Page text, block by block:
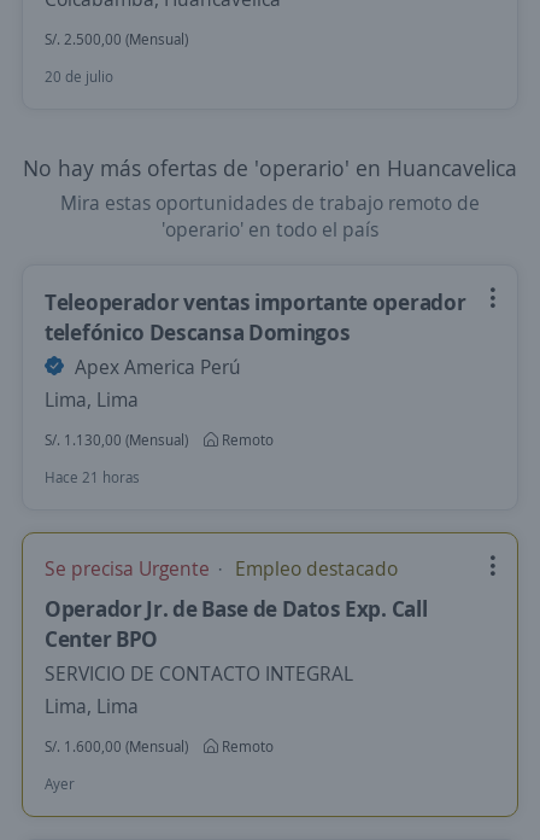
S/. 2.500,00 (Mensual)
20 de julio
No hay más ofertas de 'operario' en Huancavelica
Mira estas oportunidades de trabajo remoto de
'operario' en todo el país
Teleoperador ventas importante operador
telefónico Descansa Domingos
Apex America Perú
Lima, Lima
S/. 1.130,00 (Mensual)
Remoto
Hace 21 horas
Se precisa Urgente Empleo destacado
Operador Jr. de Base de Datos Exp. Call
Center BPO
SERVICIO DE CONTACTO INTEGRAL
Lima, Lima
S/. 1.600,00 (Mensual)
Remoto
Ayer